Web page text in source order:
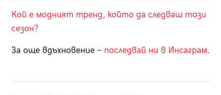
Кой е модният тренд, който да следваш този
сезон?
За още вдъхновение – последвай ни в Инсаграм.